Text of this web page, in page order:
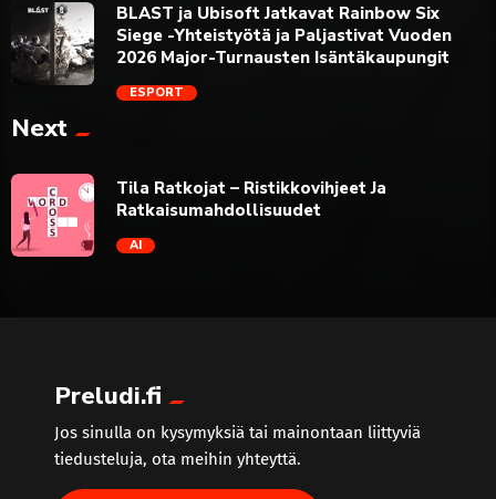
BLAST ja Ubisoft Jatkavat Rainbow Six
Siege -Yhteistyötä ja Paljastivat Vuoden
2026 Major-Turnausten Isäntäkaupungit
ESPORT
Next
Tila Ratkojat – Ristikkovihjeet Ja
Ratkaisumahdollisuudet
AI
Preludi.fi
Jos sinulla on kysymyksiä tai mainontaan liittyviä
tiedusteluja, ota meihin yhteyttä.